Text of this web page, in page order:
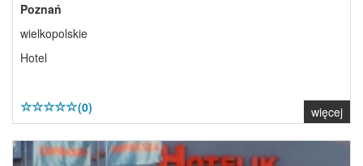
Poznań
wielkopolskie
Hotel
(0) więcej